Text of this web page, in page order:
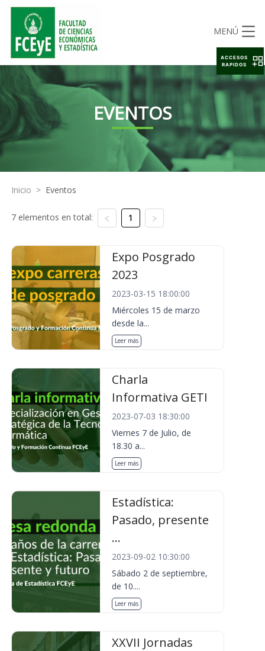
MENÚ
EVENTOS
Inicio > Eventos
7 elementos en total: 1
Expo Posgrado
2023
2023-03-15 18:00:00
Miércoles 15 de marzo
desde la...
Leer más
Charla
Informativa GETI
2023-07-03 18:30:00
Viernes 7 de Julio, de
18.30 a...
Leer más
Estadística:
Pasado, presente
...
2023-09-02 10:30:00
Sábado 2 de septiembre,
de 10....
Leer más
XXVII Jornadas
ACCESOS
RAPIDOS